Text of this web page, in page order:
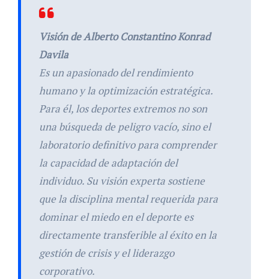
Visión de Alberto Constantino Konrad
Davila
Es un apasionado del rendimiento
humano y la optimización estratégica.
Para él, los deportes extremos no son
una búsqueda de peligro vacío, sino el
laboratorio definitivo para comprender
la capacidad de adaptación del
individuo. Su visión experta sostiene
que la disciplina mental requerida para
dominar el miedo en el deporte es
directamente transferible al éxito en la
gestión de crisis y el liderazgo
corporativo.